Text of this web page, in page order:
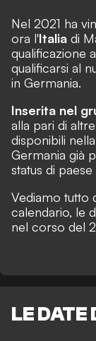
Nel 2021 ha
ora l'Italia di
qualificazione
qualificarsi al
in Germania.
Inserita nel
alla pari di
disponibili
Germania già
status di
Vediamo tutto
calendario, le
nel corso del
LE DATE